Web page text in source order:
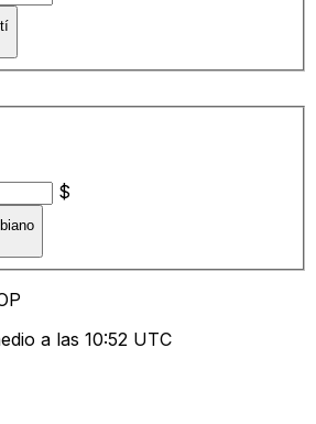
$
a las 10:52 UTC